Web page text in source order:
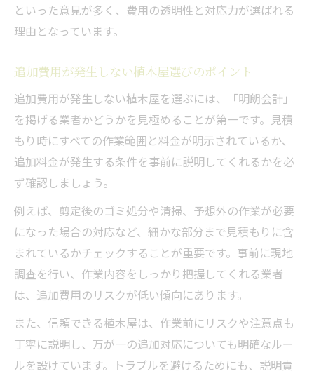
といった意見が多く、費用の透明性と対応力が選ばれる
理由となっています。
追加費用が発生しない植木屋選びのポイント
追加費用が発生しない植木屋を選ぶには、「明朗会計」
を掲げる業者かどうかを見極めることが第一です。見積
もり時にすべての作業範囲と料金が明示されているか、
追加料金が発生する条件を事前に説明してくれるかを必
ず確認しましょう。
例えば、剪定後のゴミ処分や清掃、予想外の作業が必要
になった場合の対応など、細かな部分まで見積もりに含
まれているかチェックすることが重要です。事前に現地
調査を行い、作業内容をしっかり把握してくれる業者
は、追加費用のリスクが低い傾向にあります。
また、信頼できる植木屋は、作業前にリスクや注意点も
丁寧に説明し、万が一の追加対応についても明確なルー
ルを設けています。トラブルを避けるためにも、説明責